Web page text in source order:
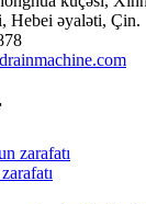
Hebei əyaləti, Çin.